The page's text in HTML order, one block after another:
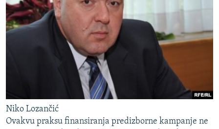
Niko Lozančić
Ovakvu praksu finansiranja predizborne kampanje ne